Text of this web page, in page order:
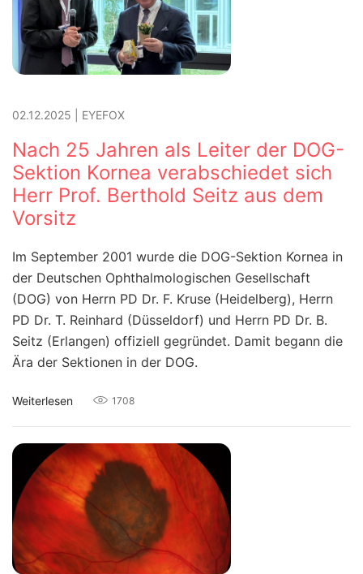
02.12.2025 EYEFOX
Nach 25 Jahren als Leiter der DOG-
Sektion Kornea verabschiedet sich
Herr Prof. Berthold Seitz aus dem
Vorsitz
Im September 2001 wurde die DOG-Sektion Kornea in
der Deutschen Ophthalmologischen Gesellschaft
(DOG) von Herrn PD Dr. F. Kruse (Heidelberg), Herrn
PD Dr. T. Reinhard (Düsseldorf) und Herrn PD Dr. B.
Seitz (Erlangen) offiziell gegründet. Damit begann die
Ära der Sektionen in der DOG.
Weiterlesen 1708